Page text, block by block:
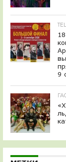
9